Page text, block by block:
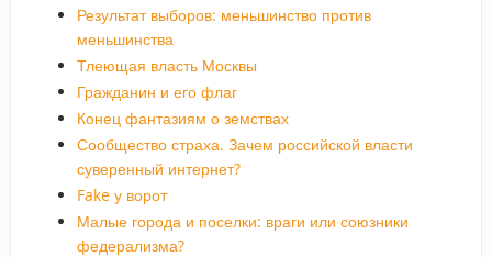
Результат выборов: меньшинство против
меньшинства
Тлеющая власть Москвы
Гражданин и его флаг
Конец фантазиям о земствах
Сообщество страха. Зачем российской власти
суверенный интернет?
Fake у ворот
Малые города и поселки: враги или союзники
федерализма?